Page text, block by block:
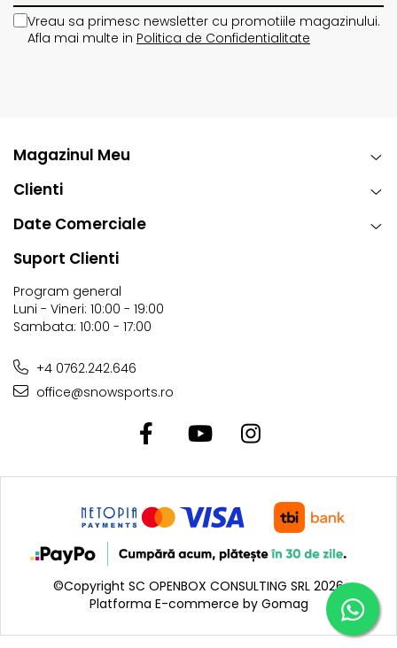
Vreau sa primesc newsletter cu promotiile magazinului.
Afla mai multe in Politica de Confidentialitate
Magazinul Meu
Clienti
Date Comerciale
Suport Clienti
Program general
Luni - Vineri: 10:00 - 19:00
Sambata: 10:00 - 17:00
+4 0762.242.646
office@snowsports.ro
©Copyright SC OPENBOX CONSULTING SRL 2026
Platforma E-commerce by Gomag